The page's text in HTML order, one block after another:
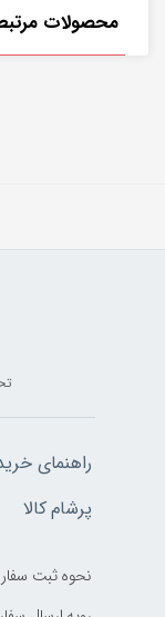
محصولات
راهنمای
پرشام کالا
نحوه ثبت